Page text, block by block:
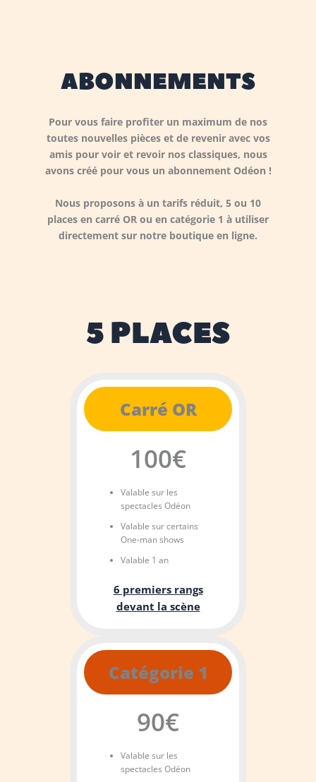
ABONNEMENTS
Pour vous faire profiter un maximum de nos
toutes nouvelles pièces et de revenir avec vos
amis pour voir et revoir nos classiques, nous
avons créé pour vous un abonnement Odéon !
Nous proposons à un tarifs réduit, 5 ou 10
places en carré OR ou en catégorie 1 à utiliser
directement sur notre boutique en ligne.
5 PLACES
Carré OR
100€
Valable sur les
spectacles Odéon
Valable sur certains
One-man shows
Valable 1 an
6 premiers rangs
devant la scène
Catégorie 1
90€
Valable sur les
spectacles Odéon